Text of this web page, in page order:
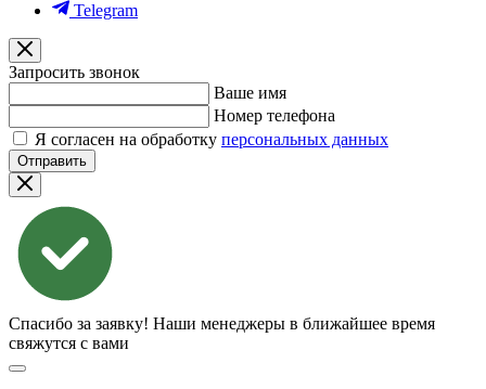
Telegram
Запросить звонок
Ваше имя
Номер телефона
Я согласен на обработку персональных данных
Отправить
Спасибо за заявку! Наши менеджеры в ближайшее время
свяжутся с вами